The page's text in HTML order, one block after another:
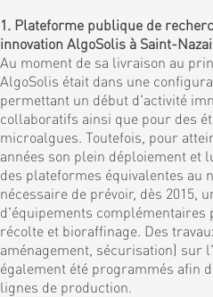
1. Plateforme publique de
innovation AlgoSolis à Saint-
Au moment de sa livraison au
AlgoSolis était dans une
permettant un début d'activité
collaboratifs ainsi que pour des
microalgues. Toutefois, pour
années son plein déploiement et
des plateformes équivalentes au
nécessaire de prévoir, dès 2015,
d'équipements complémentaires
récolte et bioraffinage. Des
aménagement, sécurisation)
également été programmés afin
lignes de production.